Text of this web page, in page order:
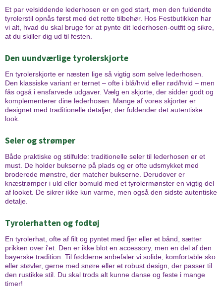
Et par velsiddende lederhosen er en god start, men den fuldendte
tyrolerstil opnås først med det rette tilbehør. Hos Festbutikken har
vi alt, hvad du skal bruge for at pynte dit lederhosen-outfit og sikre,
at du skiller dig ud til festen.
Den uundværlige tyrolerskjorte
En tyrolerskjorte er næsten lige så vigtig som selve lederhosen.
Den klassiske variant er ternet – ofte i blå/hvid eller rød/hvid – men
fås også i ensfarvede udgaver. Vælg en skjorte, der sidder godt og
komplementerer dine lederhosen. Mange af vores skjorter er
designet med traditionelle detaljer, der fuldender det autentiske
look.
Seler og strømper
Både praktiske og stilfulde: traditionelle seler til lederhosen er et
must. De holder bukserne på plads og er ofte udsmykket med
broderede mønstre, der matcher bukserne. Derudover er
knæstrømper i uld eller bomuld med et tyrolermønster en vigtig del
af looket. De sikrer ikke kun varme, men også den sidste autentiske
detalje.
Tyrolerhatten og fodtøj
En tyrolerhat, ofte af filt og pyntet med fjer eller et bånd, sætter
prikken over i'et. Den er ikke blot en accessory, men en del af den
bayerske tradition. Til fødderne anbefaler vi solide, komfortable sko
eller støvler, gerne med snøre eller et robust design, der passer til
den rustikke stil. Du skal trods alt kunne danse og feste i mange
timer!